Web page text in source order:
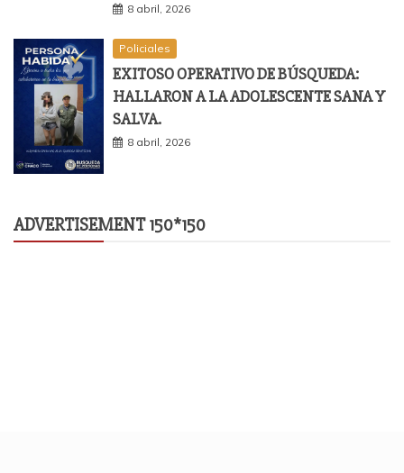
8 abril, 2026
Policiales
EXITOSO OPERATIVO DE BÚSQUEDA:
HALLARON A LA ADOLESCENTE SANA Y
SALVA.
8 abril, 2026
ADVERTISEMENT 150*150